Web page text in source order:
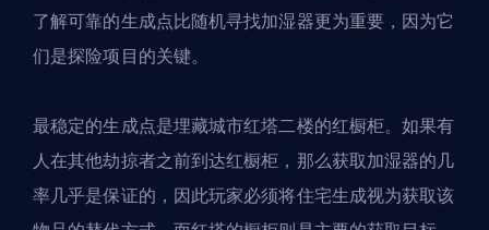
了解可靠的生成点比随机寻找加湿器更为重要，因为它
们是探险项目的关键。
最稳定的生成点是埋藏城市红塔二楼的红橱柜。如果有
人在其他劫掠者之前到达红橱柜，那么获取加湿器的几
率几乎是保证的，因此玩家必须将住宅生成视为获取该